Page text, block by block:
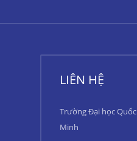
LIÊN HỆ
Trường Đại học
Minh